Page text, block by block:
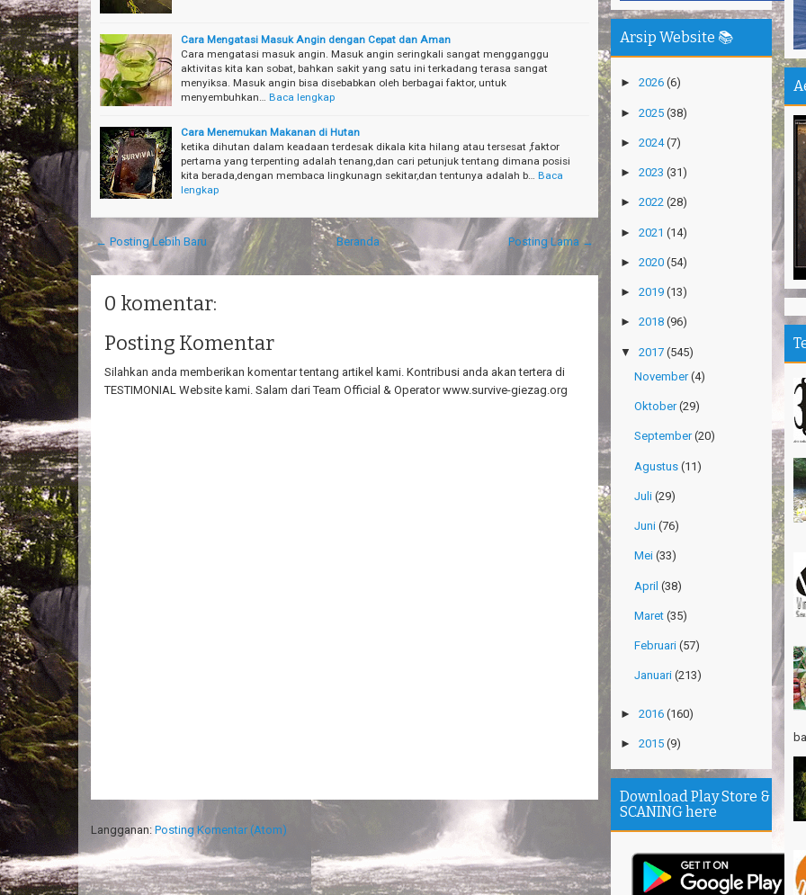
Cara Mengatasi Masuk Angin dengan Cepat dan Aman
Cara mengatasi masuk angin. Masuk angin seringkali sangat mengganggu
aktivitas kita kan sobat, bahkan sakit yang satu ini terkadang terasa sangat
menyiksa. Masuk angin bisa disebabkan oleh berbagai faktor, untuk
menyembuhkan…
Baca lengkap
Cara Menemukan Makanan di Hutan
ketika dihutan dalam keadaan terdesak dikala kita hilang atau tersesat ,faktor
pertama yang terpenting adalah tenang,dan cari petunjuk tentang dimana posisi
kita berada,dengan membaca lingkunagn sekitar,dan tentunya adalah b…
Baca
lengkap
← Posting Lebih Baru Posting Lama →
Beranda
0 komentar:
Posting Komentar
Silahkan anda memberikan komentar tentang artikel kami. Kontribusi anda akan tertera di
TESTIMONIAL Website kami. Salam dari Team Official & Operator www.survive-giezag.org
Langganan: Posting Komentar (Atom)
Arsip Website 📚
► 2026 (6)
► 2025 (38)
► 2024(7)
► 2023 (31)
► 2022 (28)
► 2021 (14)
► 2020 (54)
► 2019 (13)
► 2018 (96)
▼ 2017 (545)
November(4)
Oktober(29)
September(20)
Agustus (11)
Juli (29)
Juni (76)
Mei (33)
April (38)
Maret (35)
Februari (57)
Januari (213)
► 2016 (160)
► 2015 (9)
Download Play Store &
SCANING here